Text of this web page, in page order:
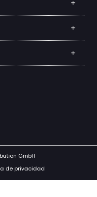
GmbH
de privacidad